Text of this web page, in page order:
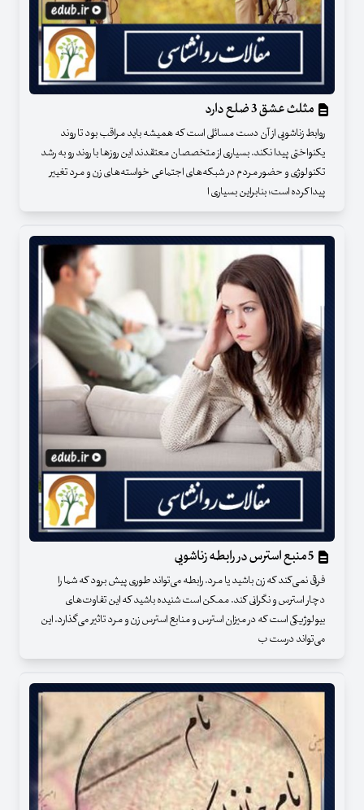
مثلث عشق 3 ضلع دارد
روابط زناشویی از آن دست مسائلی است که همیشه باید مراقب بود تا روند
یکنواختی پیدا نکند. بسیاری از متخصصان معتقدند این روزها با روند رو به رشد
تکنولوژی و حضور مردم در شبکه‌های اجتماعی خواسته‌های زن و مرد تغییر
پیدا کرده است؛ بنابراین بسیاری ا
فرقی نمی‌کند که زن باشید یا مرد. رابطه می‌تواند طوری پیش برود که شما را
دچار استرس و نگرانی کند. ممکن است شنیده باشید که این تفاوت‌های
بیولوژیکی است که در میزان استرس و منابع استرس زن و مرد تاثیر می‌گذارد. این
می‌تواند درست ب